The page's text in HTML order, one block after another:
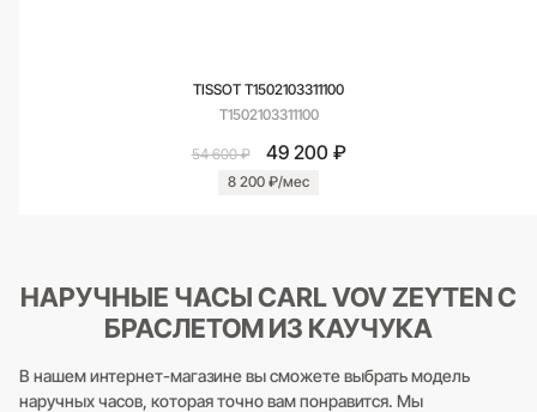
TISSOT T1502103311100
T1502103311100
54 600 ₽ 49 200 ₽
8 200 ₽/мес
НАРУЧНЫЕ ЧАСЫ CARL VOV ZEYTEN С
БРАСЛЕТОМ ИЗ КАУЧУКА
В нашем интернет-магазине вы сможете выбрать модель
наручных часов, которая точно вам понравится. Мы